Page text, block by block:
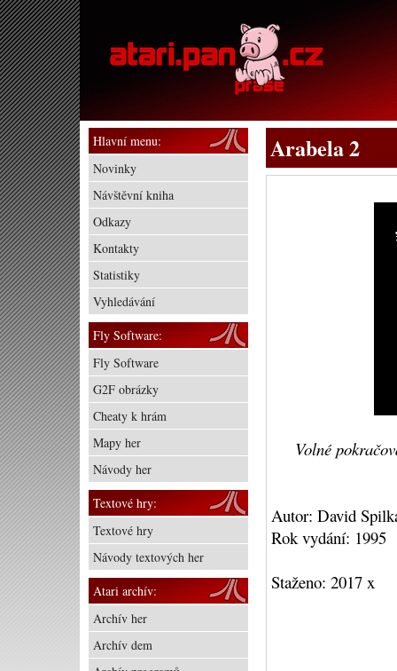
Arabela 2
Volné
Autor: David
Rok vydání: 1995
Staženo: 2017 x
Hlavní menu:
Novinky
Návštěvní kniha
Odkazy
Kontakty
Statistiky
Vyhledávání
Fly Software:
Fly Software
G2F obrázky
Cheaty k hrám
Mapy her
Návody her
Textové hry:
Textové hry
Návody textových her
Atari archív:
Archív her
Archív dem